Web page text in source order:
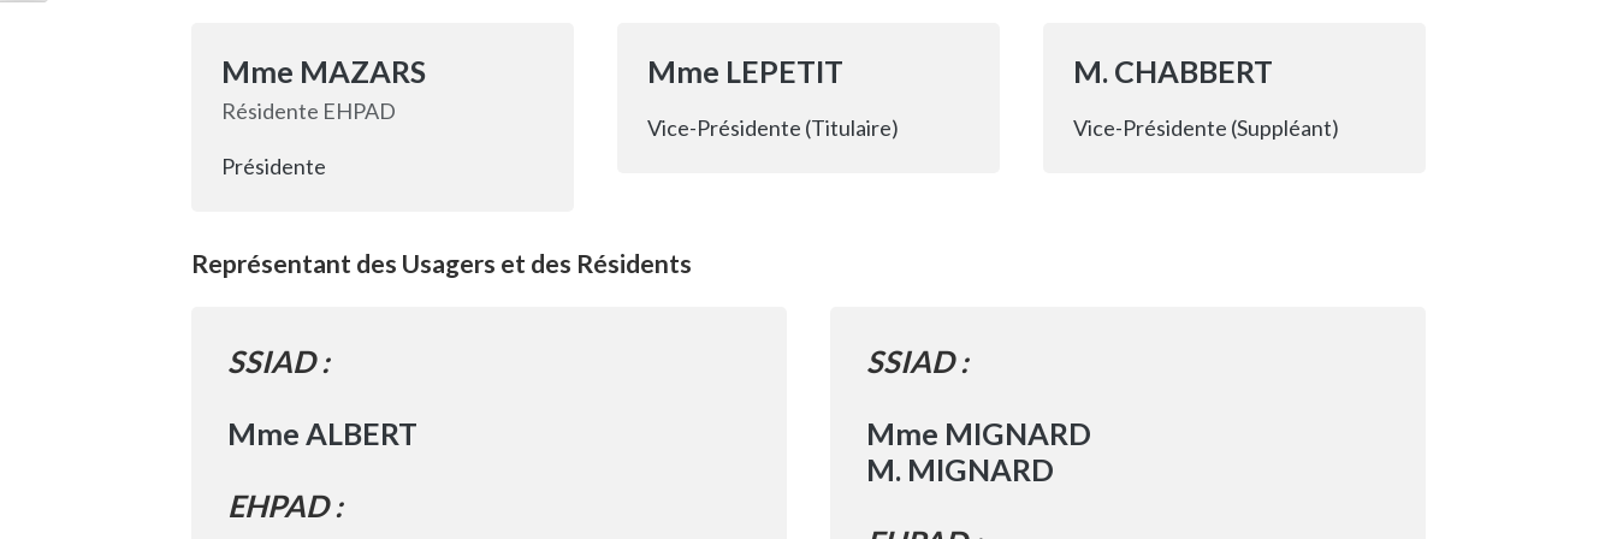
Mme MAZARS
Résidente EHPAD
Présidente
Mme LEPETIT
Vice-Présidente (Titulaire)
M. CHABBERT
Vice-Présidente (Suppléant)
Représentant des Usagers et des Résidents
SSIAD :
Mme ALBERT
EHPAD :
SSIAD :
Mme MIGNARD
M. MIGNARD